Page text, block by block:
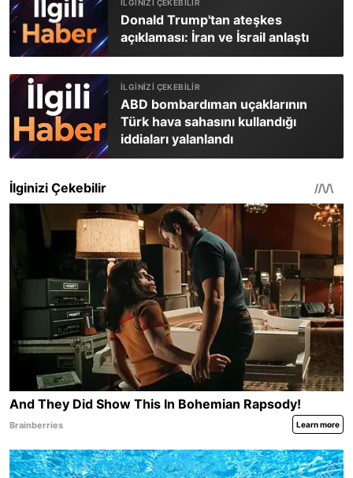
Donald Trump'tan ateşkes
açıklaması: İran ve İsrail anlaştı
ABD bombardıman uçaklarının
Türk hava sahasını kullandığı
iddiaları yalanlandı